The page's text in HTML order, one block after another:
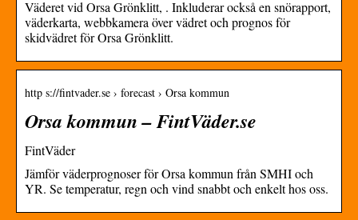
Väderet vid Orsa Grönklitt, . Inkluderar också en snörapport,
väderkarta, webbkamera över vädret och prognos för
skidvädret för Orsa Grönklitt.
http s://fintvader.se › forecast › Orsa kommun
Orsa kommun – FintVäder.se
FintVäder
Jämför väderprognoser för Orsa kommun från SMHI och
YR. Se temperatur, regn och vind snabbt och enkelt hos oss.